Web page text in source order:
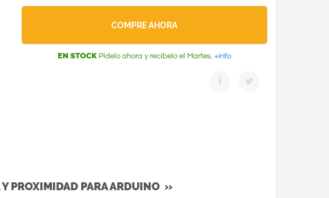
COMPRE AHORA
EN STOCK Pídelo ahora y recíbelo el Martes. +info
PROXIMIDAD PARA ARDUINO »